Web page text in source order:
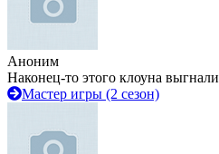
Аноним
Наконец-то этого клоуна выгнали
Мастер игры (2 сезон)